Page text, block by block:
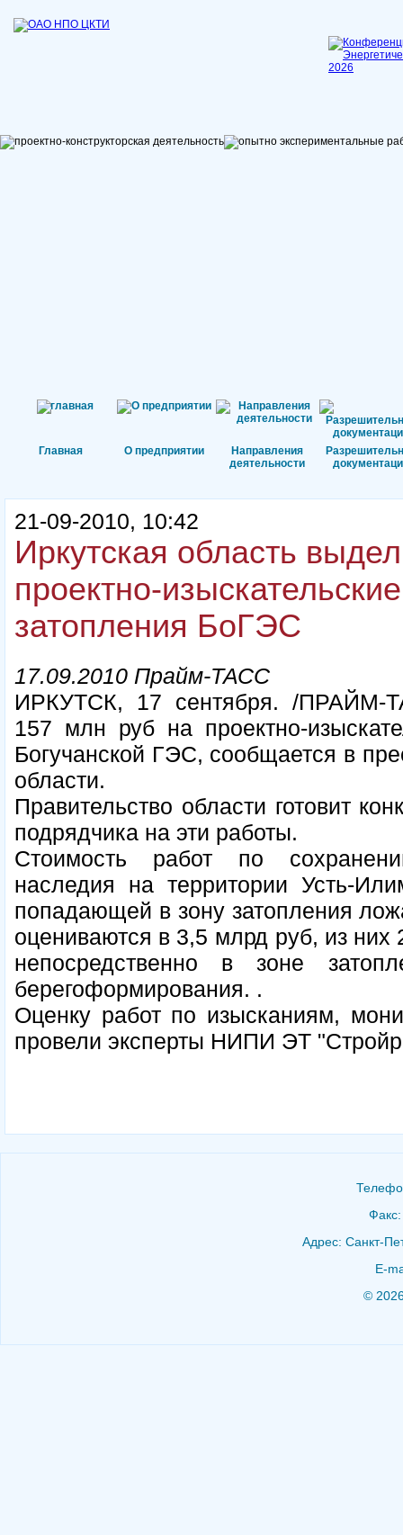
Главная О предприятии
Направления
деятельности
21-09-2010, 10:42
Иркутская область
проектно-
затопления БоГЭС
17.09.2010 Прайм-ТАСС
ИРКУТСК, 17 сентября. /ПРАЙМ-
157 млн руб на проектно-
Богучанской ГЭС, сообщается в
области.
Правительство области готовит
подрядчика на эти работы.
Стоимость работ по
наследия на территории Усть-
попадающей в зону затопления
оцениваются в 3,5 млрд руб, из
непосредственно в зоне
берегоформирования. .
Оценку работ по изысканиям,
провели эксперты НИПИ ЭТ
Адрес: Санкт-
E-
©